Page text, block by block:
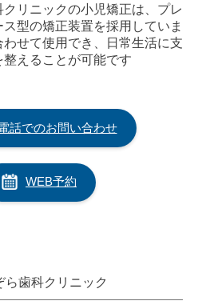
リニックの小児矯正は、プレ
型の矯正装置を採用していま
せて使用でき、日常生活に支
えることが可能です
話でのお問い合わせ
WEB予約
歯科クリニック